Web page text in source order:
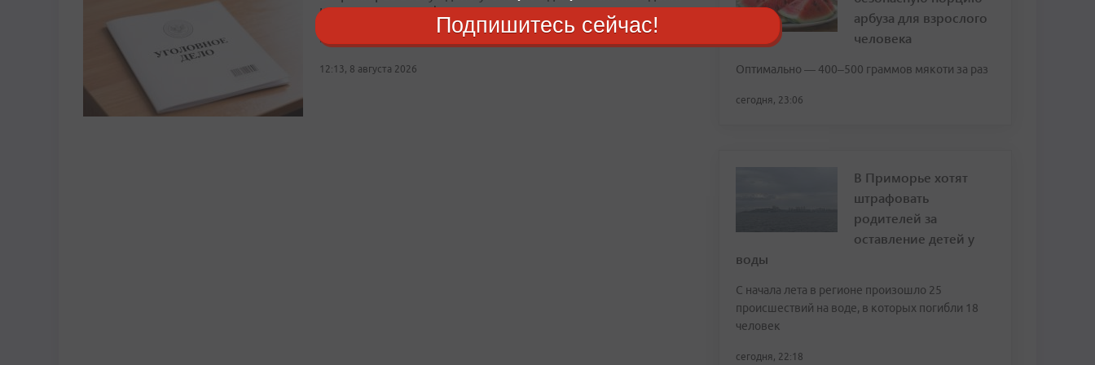
на подростка в лифте
Пострадавшему школьнику были причинены телесные повреждения
12:13, 8 августа 2026
арбуза для взрослого
человека
Оптимально — 400–500 граммов мякоти за раз
сегодня, 23:06
В Приморье хотят
штрафовать
родителей за
оставление детей у
воды
С начала лета в регионе произошло 25
происшествий на воде, в которых погибли 18
человек
сегодня, 22:18
Подпишитесь сейчас!